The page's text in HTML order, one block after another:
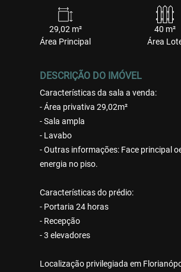
29,02 m²
Área Principal
40 m²
Área
DESCRIÇÃO DO IMÓVEL
Características da sala a venda:
- Área privativa 29,02m²
- Sala ampla
- Lavabo
- Outras informações: Face principal
energia no piso.
Características do prédio:
- Portaria 24 horas
- Recepção
- 3 elevadores
Localização privilegiada em